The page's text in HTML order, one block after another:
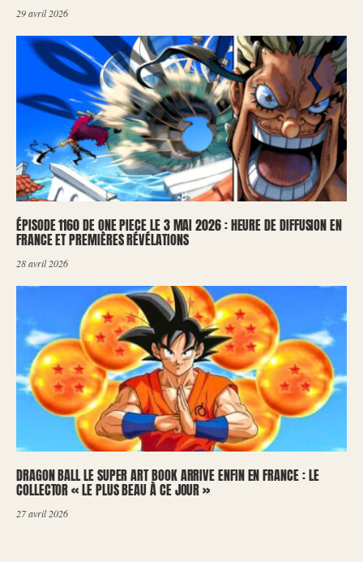
29 avril 2026
ÉPISODE 1160 DE ONE PIECE LE 3 MAI 2026 : HEURE DE DIFFUSION EN
FRANCE ET PREMIÈRES RÉVÉLATIONS
28 avril 2026
DRAGON BALL LE SUPER ART BOOK ARRIVE ENFIN EN FRANCE : LE
COLLECTOR « LE PLUS BEAU À CE JOUR »
27 avril 2026